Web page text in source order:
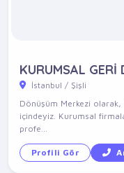
KURUMSAL GERİ
İstanbul / Şişli
Dönüşüm Merkezi olarak,
içindeyiz. Kurumsal
profe...
Profili Gör